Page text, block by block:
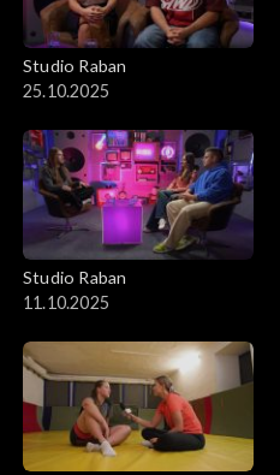
Studio Raban
25.10.2025
Studio Raban
11.10.2025